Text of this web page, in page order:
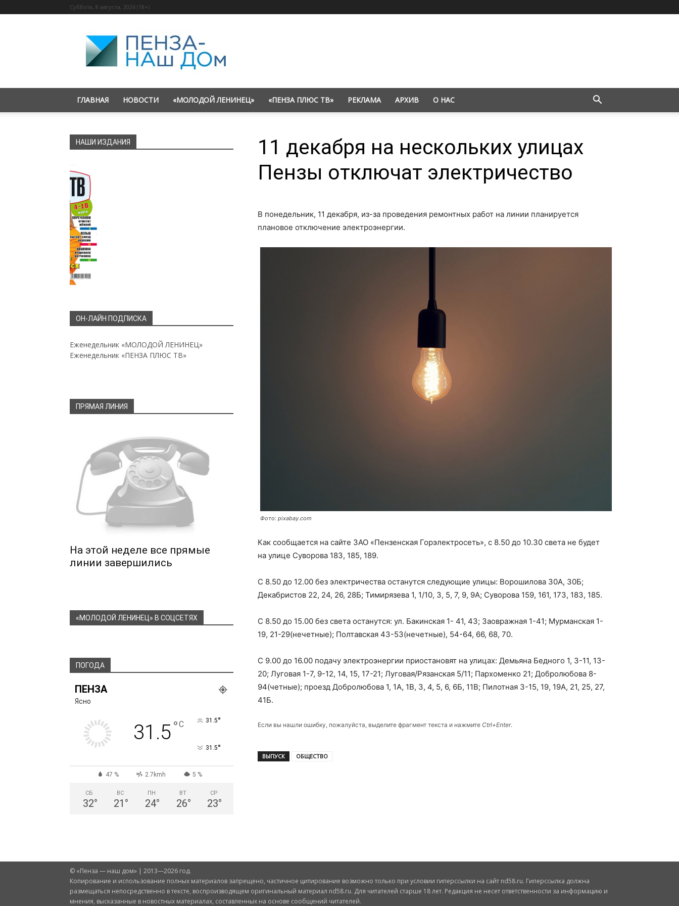
Суббота, 8 августа, 2026 (18+)
«Пенза
—
наш
дом»
ГЛАВНАЯ НОВОСТИ «МОЛОДОЙ ЛЕНИНЕЦ» «ПЕНЗА ПЛЮС ТВ» РЕКЛАМА АРХИВ О НАС
11 декабря на нескольких улицах
Пензы отключат электричество
В понедельник, 11 декабря, из-за проведения ремонтных работ на линии планируется
плановое отключение электроэнергии.
Фото: pixabay.com
Как сообщается на сайте ЗАО «Пензенская Горэлектросеть», с 8.50 до 10.30 света не будет
на улице Суворова 183, 185, 189.
С 8.50 до 12.00 без электричества останутся следующие улицы: Ворошилова 30А, 30Б;
Декабристов 22, 24, 26, 28Б; Тимирязева 1, 1/10, 3, 5, 7, 9, 9А; Суворова 159, 161, 173, 183, 185.
С 8.50 до 15.00 без света останутся: ул. Бакинская 1- 41, 43; Заовражная 1-41; Мурманская 1-
19, 21-29(нечетные); Полтавская 43-53(нечетные), 54-64, 66, 68, 70.
С 9.00 до 16.00 подачу электроэнергии приостановят на улицах: Демьяна Бедного 1, 3-11, 13-
20; Луговая 1-7, 9-12, 14, 15, 17-21; Луговая/Рязанская 5/11; Пархоменко 21; Добролюбова 8-
94(четные); проезд Добролюбова 1, 1А, 1В, 3, 4, 5, 6, 6Б, 11В; Пилотная 3-15, 19, 19А, 21, 25, 27,
41Б.
Если вы нашли ошибку, пожалуйста, выделите фрагмент текста и нажмите Ctrl+Enter.
ВЫПУСК ОБЩЕСТВО
НАШИ ИЗДАНИЯ
ОН-ЛАЙН ПОДПИСКА
Еженедельник «МОЛОДОЙ ЛЕНИНЕЦ»
Еженедельник «ПЕНЗА ПЛЮС ТВ»
ПРЯМАЯ ЛИНИЯ
На этой неделе все прямые
линии завершились
«МОЛОДОЙ ЛЕНИНЕЦ» В СОЦСЕТЯХ
ПОГОДА
ПЕНЗА
Ясно
31.5°C 31.5°
31.5°
47 % 2.7kmh 5 %
СБ
32°
ВС
21 °
ПН
24°
ВТ
26°
СР
23°
© «Пенза — наш дом» | 2013—2026 год.
Копирование и использование полных материалов запрещено, частичное цитирование возможно только при условии гиперссылки на сайт nd58.ru. Гиперссылка должна
размещаться непосредственно в тексте, воспроизводящем оригинальный материал nd58.ru. Для читателей старше 18 лет. Редакция не несет ответственности за информацию и
мнения, высказанные в новостных материалах, составленных на основе сообщений читателей.